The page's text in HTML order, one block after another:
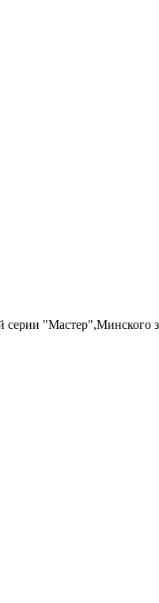
серии "Мастер",Минского